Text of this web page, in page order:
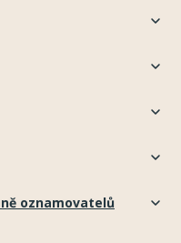
oznamovatelů